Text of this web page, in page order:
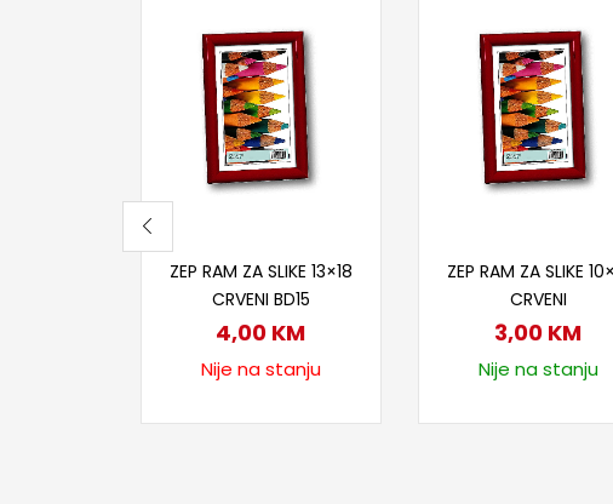
ZEP RAM ZA SLIKE 13×18
CRVENI BD15
4,00 KM
Nije na stanju
ZEP RAM ZA SLIKE
CRVENI
3,00 KM
Nije na stanju